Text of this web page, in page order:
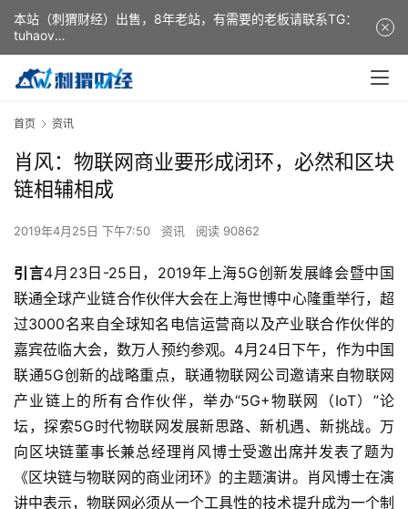
首页 资讯
肖风：物联网商业要形成闭环，必然和区块
链相辅相成
2019年4月25日 下午7:50 资讯 阅读 90862
引言4月23日-25日，2019年上海5G创新发展峰会暨中国
联通全球产业链合作伙伴大会在上海世博中心隆重举行，超
过3000名来自全球知名电信运营商以及产业联合作伙伴的
嘉宾莅临大会，数万人预约参观。4月24日下午，作为中国
联通5G创新的战略重点，联通物联网公司邀请来自物联网
产业链上的所有合作伙伴，举办“5G+物联网（IoT）”论
坛，探索5G时代物联网发展新思路、新机遇、新挑战。万
向区块链董事长兼总经理肖风博士受邀出席并发表了题为
《区块链与物联网的商业闭环》的主题演讲。肖风博士在演
讲中表示，物联网必须从一个工具性的技术提升成为一个制
本站（刺猬财经）出售，8年老站，有需要的老板请联系TG：
tuhaov
This website (ciweicaijing) is for sale. It is a 8-year-old
website. If you need it, please contact TG: tuhaov